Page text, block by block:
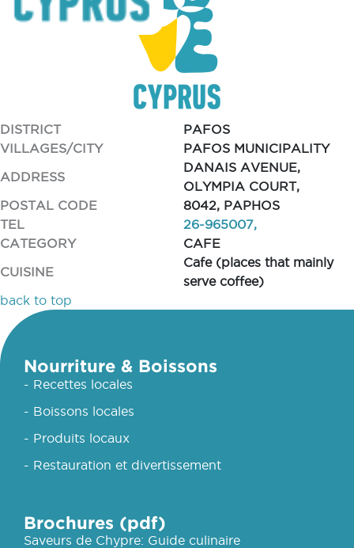
DISTRICT
PAFOS
VILLAGES/CITY
PAFOS MUNICIPALITY
ADDRESS
DANAIS AVENUE,
OLYMPIA COURT,
POSTAL CODE
8042, PAPHOS
TEL
26-965007,
CATEGORY
CAFE
CUISINE
Cafe (places that mainly
serve coffee)
back to top
Nourriture & Boissons
- Recettes locales
- Boissons locales
- Produits locaux
- Restauration et divertissement
Brochures (pdf)
Saveurs de Chypre: Guide culinaire